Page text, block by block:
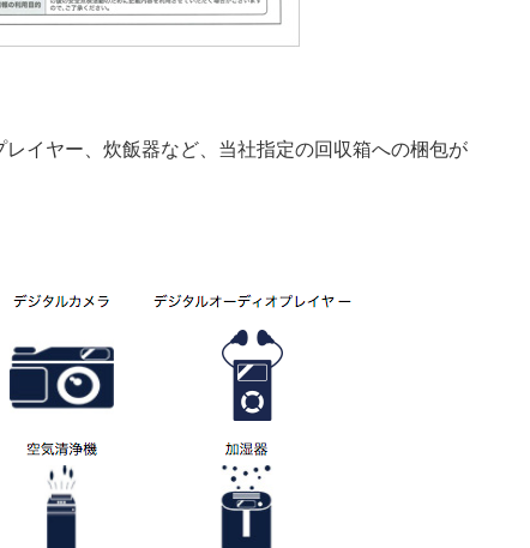
イヤー、炊飯器など、当社指定の回収箱への梱包が